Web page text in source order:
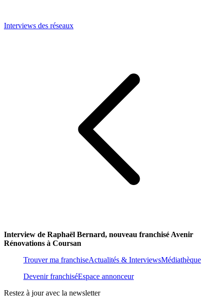
Interviews des réseaux
Interview de Raphaël Bernard, nouveau franchisé Avenir
Rénovations à Coursan
Trouver ma franchiseActualités & InterviewsMédiathèque
Devenir franchiséEspace annonceur
Restez à jour avec la newsletter